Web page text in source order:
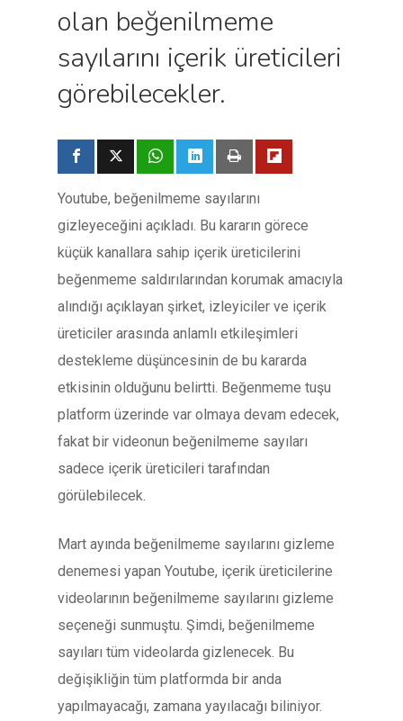
olan beğenilmeme
sayılarını içerik üreticileri
görebilecekler.
Youtube, beğenilmeme sayılarını
gizleyeceğini açıkladı. Bu kararın görece
küçük kanallara sahip içerik üreticilerini
beğenmeme saldırılarından korumak amacıyla
alındığı açıklayan şirket, izleyiciler ve içerik
üreticiler arasında anlamlı etkileşimleri
destekleme düşüncesinin de bu kararda
etkisinin olduğunu belirtti. Beğenmeme tuşu
platform üzerinde var olmaya devam edecek,
fakat bir videonun beğenilmeme sayıları
sadece içerik üreticileri tarafından
görülebilecek.
Mart ayında beğenilmeme sayılarını gizleme
denemesi yapan Youtube, içerik üreticilerine
videolarının beğenilmeme sayılarını gizleme
seçeneği sunmuştu. Şimdi, beğenilmeme
sayıları tüm videolarda gizlenecek. Bu
değişikliğin tüm platformda bir anda
yapılmayacağı, zamana yayılacağı biliniyor.